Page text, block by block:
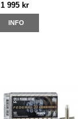
1 995 kr
INFO